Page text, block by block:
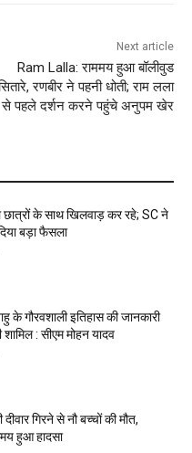
Next article
Ram Lalla: राममय हुआ बॉलीवुड
रणबीर ने पहनी धोती; राम लला
से पहले दर्शन करने पहुंचे अनुपम खेर
छात्रों के साथ खिलवाड़ कर रहे; SC ने
बड़ा फैसला
के गौरवशाली इतिहास की जानकारी
शामिल : सीएम मोहन यादव
गिरने से नौ बच्चों की मौत,
हुआ हादसा